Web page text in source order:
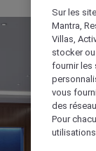
Sur les
Mantra,
Villas,
stocker
fournir les
vous
des
Pour